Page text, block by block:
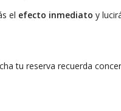
el efecto inmediato y
tu reserva recuerda